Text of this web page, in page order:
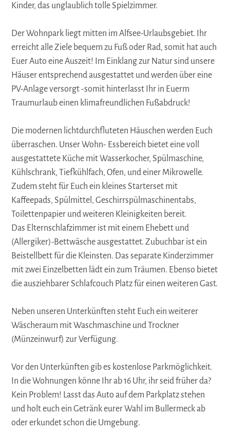
Kinder, das unglaublich tolle Spielzimmer.
Der Wohnpark liegt mitten im Alfsee-Urlaubsgebiet. Ihr
erreicht alle Ziele bequem zu Fuß oder Rad, somit hat auch
Euer Auto eine Auszeit! Im Einklang zur Natur sind unsere
Häuser entsprechend ausgestattet und werden über eine
PV-Anlage versorgt -somit hinterlasst Ihr in Euerm
Traumurlaub einen klimafreundlichen Fußabdruck!
Die modernen lichtdurchfluteten Häuschen werden Euch
überraschen. Unser Wohn- Essbereich bietet eine voll
ausgestattete Küche mit Wasserkocher, Spülmaschine,
Kühlschrank, Tiefkühlfach, Ofen, und einer Mikrowelle.
Zudem steht für Euch ein kleines Starterset mit
Kaffeepads, Spülmittel, Geschirrspülmaschinentabs,
Toilettenpapier und weiteren Kleinigkeiten bereit.
Das Elternschlafzimmer ist mit einem Ehebett und
(Allergiker)-Bettwäsche ausgestattet. Zubuchbar ist ein
Beistellbett für die Kleinsten. Das separate Kinderzimmer
mit zwei Einzelbetten lädt ein zum Träumen. Ebenso bietet
die ausziehbarer Schlafcouch Platz für einen weiteren Gast.
Neben unseren Unterkünften steht Euch ein weiterer
Wäscheraum mit Waschmaschine und Trockner
(Münzeinwurf) zur Verfügung.
Vor den Unterkünften gib es kostenlose Parkmöglichkeit.
In die Wohnungen könne Ihr ab 16 Uhr, ihr seid früher da?
Kein Problem! Lasst das Auto auf dem Parkplatz stehen
und holt euch ein Getränk eurer Wahl im Bullermeck ab
oder erkundet schon die Umgebung.